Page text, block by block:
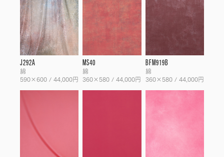
J292A
綿
590×600 / 44,000円
MS40
綿
360×580 / 44,000円
BFM919B
綿
360×580 / 44,000円